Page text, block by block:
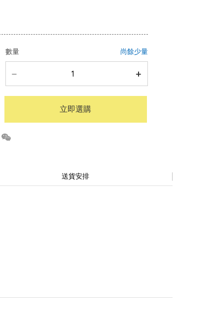
數量 尚餘少量
立即選購
送貨安排